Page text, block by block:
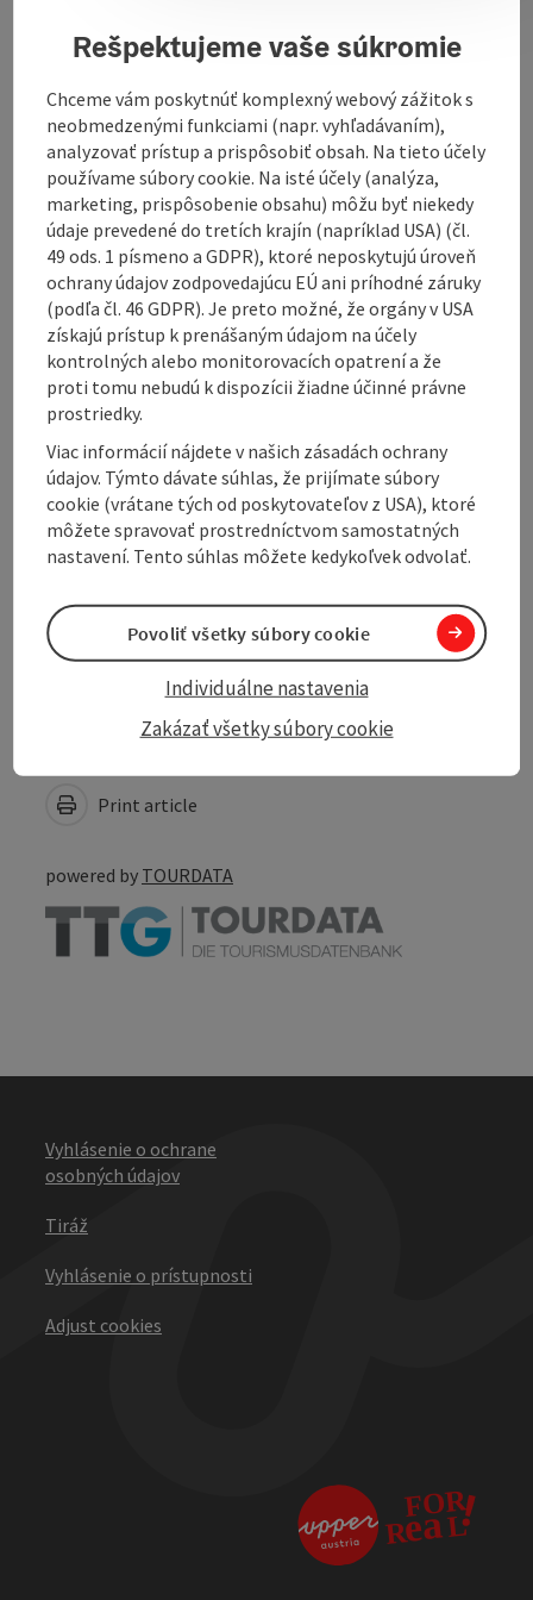
In the parish church of St. Oswald there is a high altar
carved by Josef Keplinger from Ottensheim in 1894.
During the Christmas season, a box nativity scene
from 1846 is set up. The parish is cared for by the
canons of Schlägl Abbey. The vicarage and the church
were completely renovated between 2000 and 2002.
Contact
Opening hours
Arrival
Suitability
Accessibility
Create PDF
Print article
powered by TOURDATA
Vyhlásenie o ochrane
osobných údajov
Tiráž
Vyhlásenie o prístupnosti
Adjust cookies
Rešpektujeme vaše súkromie
Chceme vám poskytnúť komplexný webový zážitok s
neobmedzenými funkciami (napr. vyhľadávaním),
analyzovať prístup a prispôsobiť obsah. Na tieto účely
používame súbory cookie. Na isté účely (analýza,
marketing, prispôsobenie obsahu) môžu byť niekedy
údaje prevedené do tretích krajín (napríklad USA) (čl.
49 ods. 1 písmeno a GDPR), ktoré neposkytujú úroveň
ochrany údajov zodpovedajúcu EÚ ani príhodné záruky
(podľa čl. 46 GDPR). Je preto možné, že orgány v USA
získajú prístup k prenášaným údajom na účely
kontrolných alebo monitorovacích opatrení a že
proti tomu nebudú k dispozícii žiadne účinné právne
prostriedky.
Viac informácií nájdete v našich zásadách ochrany
údajov. Týmto dávate súhlas, že prijímate súbory
cookie (vrátane tých od poskytovateľov z USA), ktoré
môžete spravovať prostredníctvom samostatných
nastavení. Tento súhlas môžete kedykoľvek odvolať.
Zakázať všetky súbory cookie
Individuálne nastavenia
Povoliť všetky súbory cookie